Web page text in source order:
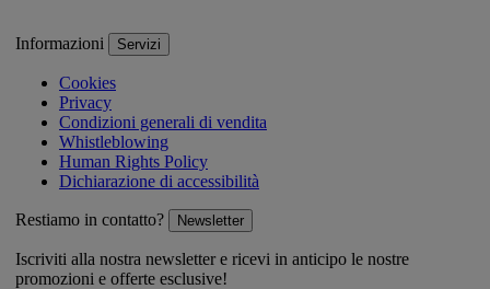
Informazioni Servizi
Cookies
Privacy
Condizioni generali di vendita
Whistleblowing
Human Rights Policy
Dichiarazione di accessibilità
Restiamo in contatto? Newsletter
Iscriviti alla nostra newsletter e ricevi in anticipo le nostre
promozioni e offerte esclusive!